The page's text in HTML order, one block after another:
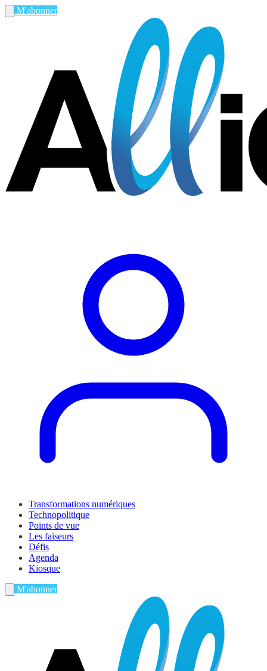
M'abonner
Transformations numériques
Technopolitique
Points de vue
Les faiseurs
Défis
Agenda
Kiosque
M'abonner